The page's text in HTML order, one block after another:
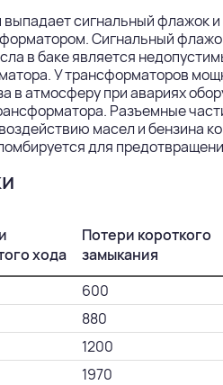
сигнальный флажок и
Сигнальный
в баке является
У трансформаторов
в атмосферу при авариях
Разъемные
масел и бензина
для
хода
Потери короткого
замыкания
600
880
1200
1970